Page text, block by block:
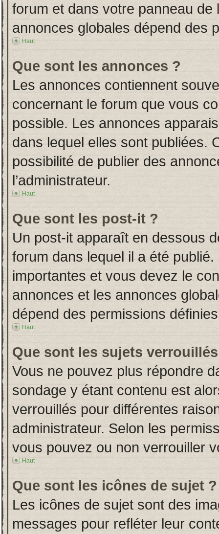
forum et dans votre panneau de
annonces globales dépend des
Haut
Que sont les annonces ?
Les annonces contiennent
concernant le forum que vous
possible. Les annonces
dans lequel elles sont publiées.
possibilité de publier des
l’administrateur.
Haut
Que sont les post-it ?
Un post-it apparaît en dessous
forum dans lequel il a été
importantes et vous devez le
annonces et les annonces
dépend des permissions
Haut
Que sont les sujets
Vous ne pouvez plus répondre
sondage y étant contenu est
verrouillés pour différentes
administrateur. Selon les
vous pouvez ou non verrouiller
Haut
Que sont les icônes de sujet ?
Les icônes de sujet sont des
messages pour refléter leur